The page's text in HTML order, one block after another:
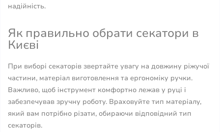
надійність.
Як правильно обрати секатори в
Києві
При виборі секаторів звертайте увагу на довжину ріжучої
частини, матеріал виготовлення та ергономіку ручки.
Важливо, щоб інструмент комфортно лежав у руці і
забезпечував зручну роботу. Враховуйте тип матеріалу,
який вам потрібно різати, обираючи відповідний тип
секаторів.